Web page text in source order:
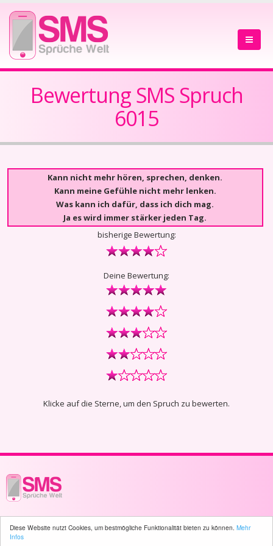
Diese Website nutzt Cookies, um bestmögliche Funktionalität bieten zu können. Mehr
Infos
Bewertung SMS Spruch
6015
Kann nicht mehr hören, sprechen, denken.
Kann meine Gefühle nicht mehr lenken.
Was kann ich dafür, dass ich dich mag.
Ja es wird immer stärker jeden Tag.
bisherige Bewertung:
Deine Bewertung:
Klicke auf die Sterne, um den Spruch zu bewerten.
© 2003 - 2026 -sms-sprueche-welt.ch- All rights reserved -4240 user(s)
online